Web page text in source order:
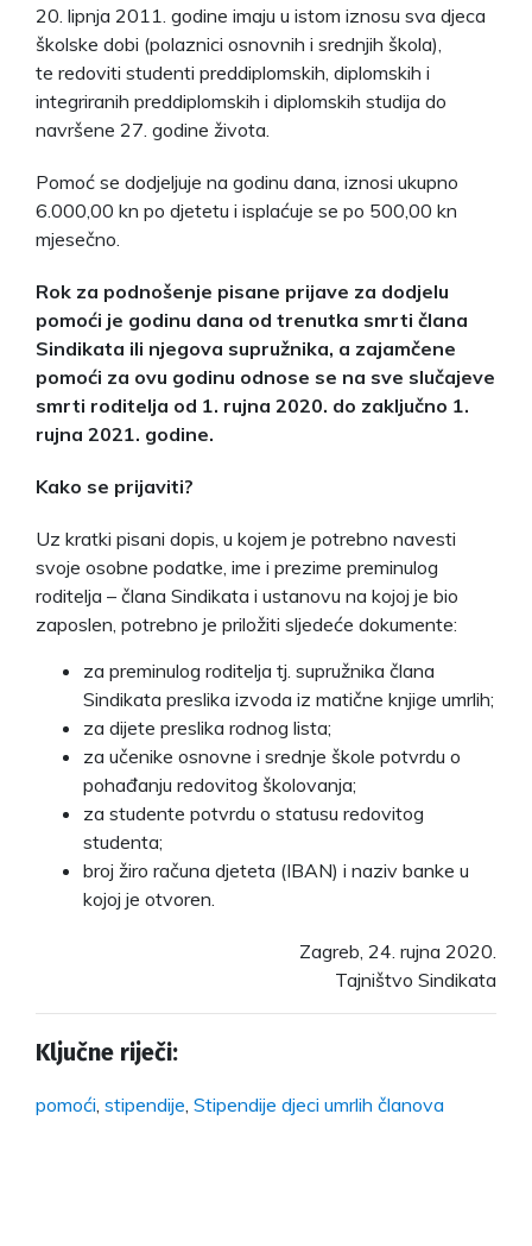
20. lipnja 2011. godine imaju u istom iznosu sva djeca
školske dobi (polaznici osnovnih i srednjih škola),
te redoviti studenti preddiplomskih, diplomskih i
integriranih preddiplomskih i diplomskih studija do
navršene 27. godine života.
Pomoć se dodjeljuje na godinu dana, iznosi ukupno
6.000,00 kn po djetetu i isplaćuje se po 500,00 kn
mjesečno.
Rok za podnošenje pisane prijave za dodjelu
pomoći je godinu dana od trenutka smrti člana
Sindikata ili njegova supružnika, a zajamčene
pomoći za ovu godinu odnose se na sve slučajeve
smrti roditelja od 1. rujna 2020. do zaključno 1.
rujna 2021. godine.
Kako se prijaviti?
Uz kratki pisani dopis, u kojem je potrebno navesti
svoje osobne podatke, ime i prezime preminulog
roditelja – člana Sindikata i ustanovu na kojoj je bio
zaposlen, potrebno je priložiti sljedeće dokumente:
za preminulog roditelja tj. supružnika člana
Sindikata preslika izvoda iz matične knjige umrlih;
za dijete preslika rodnog lista;
za učenike osnovne i srednje škole potvrdu o
pohađanju redovitog školovanja;
za studente potvrdu o statusu redovitog
studenta;
broj žiro računa djeteta (IBAN) i naziv banke u
kojoj je otvoren.
Zagreb, 24. rujna 2020.
Tajništvo Sindikata
Ključne riječi:
pomoći stipendije Stipendije djeci umrlih članova